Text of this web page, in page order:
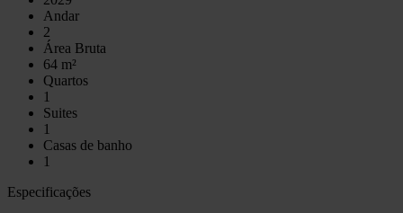
Andar
2
Área Bruta
64 m²
Quartos
1
Suites
1
Casas de banho
1
Especificações